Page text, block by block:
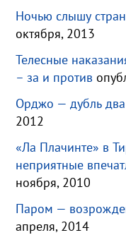
Ночью слышу
октября, 2013
Телесные
– за и против
Орджо — дубль два
2012
«Ла Плачинте» в
неприятные
ноября, 2010
Паром —
апреля, 2014